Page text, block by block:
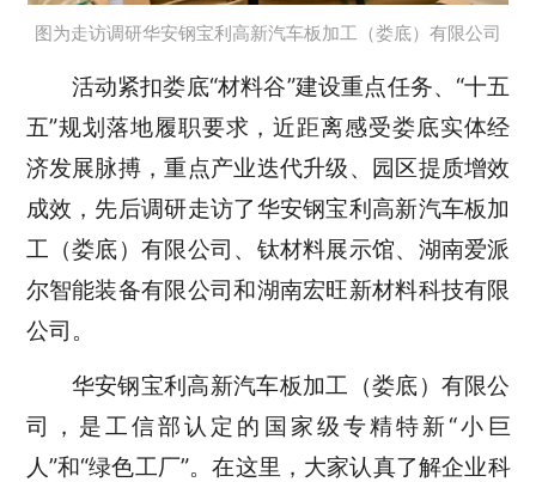
图为走访调研华安钢宝利高新汽车板加工（娄底）有限公司
活动紧扣娄底“材料谷”建设重点任务、“十五
五”规划落地履职要求，近距离感受娄底实体经
济发展脉搏，重点产业迭代升级、园区提质增效
成效，先后调研走访了华安钢宝利高新汽车板加
工（娄底）有限公司、钛材料展示馆、湖南爱派
尔智能装备有限公司和湖南宏旺新材料科技有限
公司。
华安钢宝利高新汽车板加工（娄底）有限公
司，是工信部认定的国家级专精特新“小巨
人”和“绿色工厂”。在这里，大家认真了解企业科